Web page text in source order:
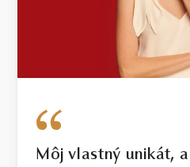
Môj vlastný unikát,